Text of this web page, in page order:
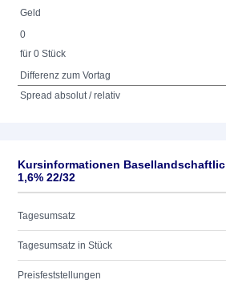
Geld
0
für 0 Stück
Differenz zum Vortag
Spread absolut / relativ
Kursinformationen
1,6% 22/32
Tagesumsatz
Tagesumsatz in Stück
Preisfeststellungen